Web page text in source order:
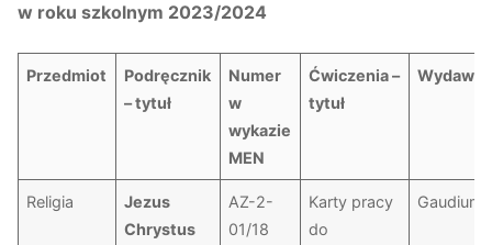
w roku szkolnym 2023/2024
Przedmiot
Podręcznik
– tytuł
Numer
w
wykazie
MEN
Ćwiczenia –
tytuł
Religia
Jezus
Chrystus
AZ-2-
01/18
Karty pracy
do
Gaudium